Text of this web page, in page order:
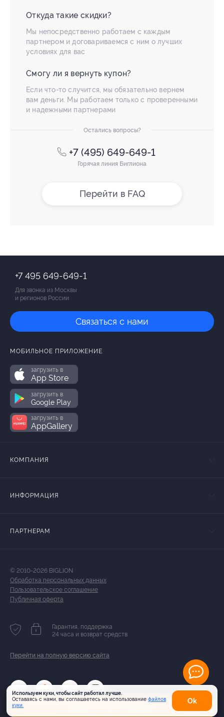
Откуда такие скидки?
Мы непосредственно работаем с каждым
партнером и договариваемся с ним о лучших
условиях для вас
Смогу ли я вернуть купон?
Если что-то случится, мы обязательно вернем
вам деньги. Мы работаем только с проверенными
и надежными партнерами
Остались вопросы?
+7 (495) 649-649-1
Горячая линия Биглиона
Перейти в FAQ
Используем куки, чтобы сайт работал лучше.
Оставаясь с нами, вы соглашаетесь на использование файлов
куки.
Оk
+7 495 649-649-1
Для звонка из Москвы
и регионов России
Связаться с нами
МОБИЛЬНОЕ ПРИЛОЖЕНИЕ
загрузить в
App Store
загрузить в
Google Play
загрузить в
AppGallery
КОМПАНИЯ
ИНФОРМАЦИЯ
ПАРТНЕРАМ
© 2010-2026 BIGLION
Обработка персональных данных
Пользовательское соглашение
Публичная оферта
Гарантия, поддержка
24 часа и возврат средств
Перейти на полную версию сайта